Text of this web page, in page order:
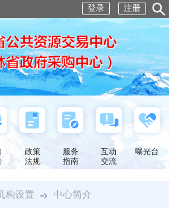
登录 注册
政策
法规
服务
指南
互动
交流
曝光台
构设置 中心简介